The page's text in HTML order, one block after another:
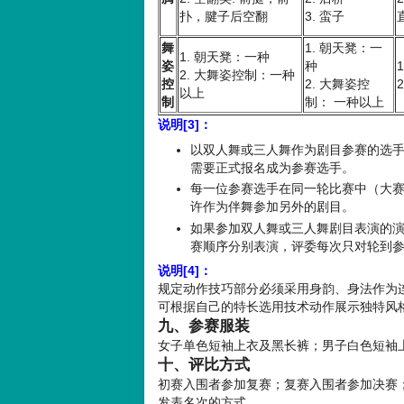
扑，腱子后空翻
3. 蛮子
舞
姿
控
制
1. 朝天凳：一种
2. 大舞姿控制：一种
以上
1. 朝天凳：一
种
2. 大舞姿控
制： 一种以上
说明[3]：
以双人舞或三人舞作为剧目参赛的选
需要正式报名成为参赛选手。
每一位参赛选手在同一轮比赛中（大
许作为伴舞参加另外的剧目。
如果参加双人舞或三人舞剧目表演的
赛顺序分别表演，评委每次只对轮到
说明[4]：
规定动作技巧部分必须采用身韵、身法作
可根据自己的特长选用技术动作展示独特风
九、参赛服装
女子单色短袖上衣及黑长裤；男子白色短袖
十、评比方式
初赛入围者参加复赛；复赛入围者参加决